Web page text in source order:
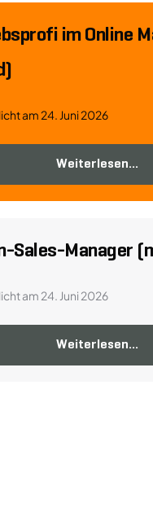
im Online
am 24. Juni 2026
Weiterlesen...
Sales-Manager
am 24. Juni 2026
Weiterlesen...